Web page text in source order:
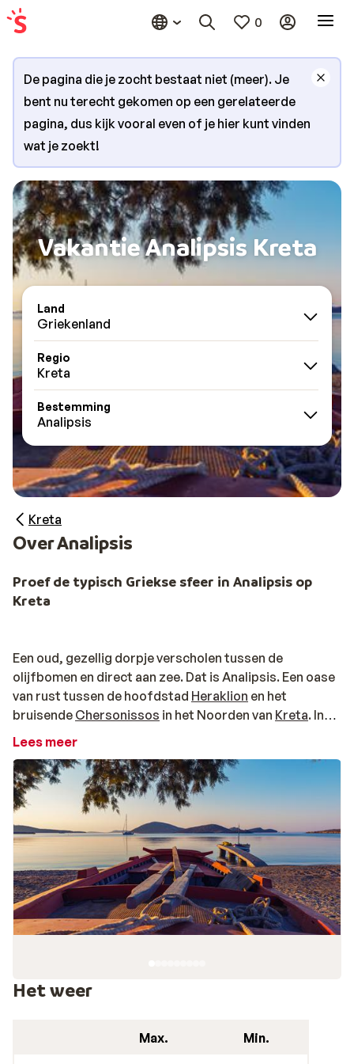
0
De pagina die je zocht bestaat niet (meer). Je
bent nu terecht gekomen op een gerelateerde
pagina, dus kijk vooral even of je hier kunt vinden
wat je zoekt!
Vakantie Analipsis Kreta
Land
Griekenland
Regio
Kreta
Bestemming
Analipsis
Kreta
Over Analipsis
Proef de typisch Griekse sfeer in Analipsis op
Kreta
Een oud, gezellig dorpje verscholen tussen de
olijfbomen en direct aan zee. Dat is Analipsis. Een oase
van rust tussen de hoofdstad Heraklion en het
bruisende Chersonissos in het Noorden van Kreta. In
dit charmante dorpje word je ondergedompeld in de
en bewonder de prachtige bloemen in de blauw
geverfde houten tonnen. De vriendelijke bewoners van
Analipsis maken graag een praatje en vinden het
geweldig als je een paar woordjes Grieks kent. Kijk rond
in de winkels en geniet van de heerlijke geuren van
lokale gerechtenuit de restaurants. Vanuit het dorpje
loop je zo de boulevard op. Een beetje flaneren, een
drankje op een van de terrasjes en ’s avonds eten in
restaurants waar de Grieken zelf ook graag komen.
plek voor een zomerse vakantiefoto.
Analipsis, het recept voor een zonnige
Voor een ontspannen strandvakantie in de Griekse zon
Lees meer
Het weer
Max. Min.